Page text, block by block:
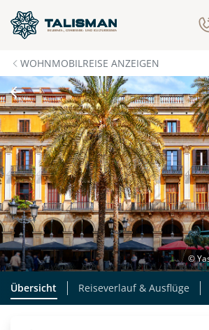
WOHNMOBILREISE ANZEIGEN
©
Übersicht Reiseverlauf & Ausflüge